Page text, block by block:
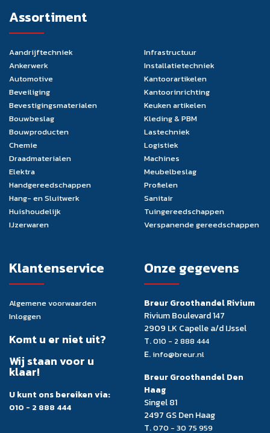
Assortiment
Aandrijftechniek
Ankerwerk
Automotive
Beveiliging
Bevestigingsmaterialen
Bouwbeslag
Bouwproducten
Chemie
Draadmaterialen
Elektra
Handgereedschappen
Hang- en Sluitwerk
Huishoudelijk
IJzerwaren
Infrastructuur
Installatietechniek
Kantoorartikelen
Kantoorinrichting
Keuken artikelen
Kleding & PBM
Lastechniek
Logistiek
Machines
Meubelbeslag
Profielen
Sanitair
Tuingereedschappen
Verspanende gereedschappen
Klantenservice
Algemene voorwaarden
Inloggen
Komt u er niet uit?
Wij staan voor u
klaar!
U kunt ons bereiken via:
010 - 2 888 444
Onze gegevens
Breur Groothandel Rivium
Rivium Boulevard 147
2909 LK Capelle a/d IJssel
T.010 - 2 888 444
E. info@breur.nl
Breur Groothandel Den
Haag
Singel 81
2497 GS Den Haag
T.070 - 30 75 959